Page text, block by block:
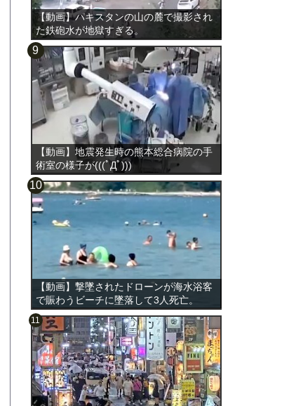
【動画】パキスタンの山の麓で撮影され
た鉄砲水が地獄すぎる。
【動画】地震発生時の熊本総合病院の手
術室の様子が(((ﾟДﾟ)))
【動画】撃墜されたドローンが海水浴客
で賑わうビーチに墜落して3人死亡。